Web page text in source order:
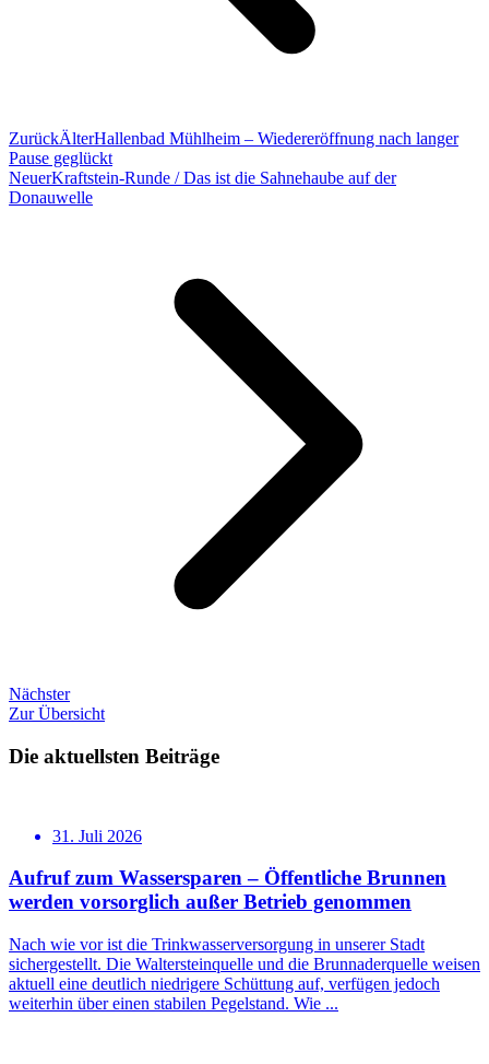
ZurückÄlterHallenbad Mühlheim – Wiedereröffnung nach langer
Pause geglückt
NeuerKraftstein-Runde / Das ist die Sahnehaube auf der
Donauwelle
Nächster
Zur Übersicht
Die aktuellsten Beiträge
31. Juli 2026
Aufruf zum Wassersparen – Öffentliche Brunnen
werden vorsorglich außer Betrieb genommen
Nach wie vor ist die Trinkwasserversorgung in unserer Stadt
sichergestellt. Die Waltersteinquelle und die Brunnaderquelle weisen
aktuell eine deutlich niedrigere Schüttung auf, verfügen jedoch
weiterhin über einen stabilen Pegelstand. Wie ...